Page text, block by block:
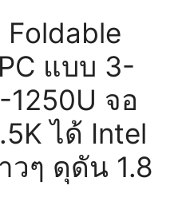
Foldable
แบบ 3-
1250U จอ
ได้ Intel
วๆ ดุดัน 1.8